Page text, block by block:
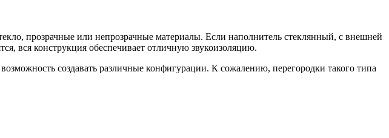
прозрачные или непрозрачные материалы. Если наполнитель стеклянный, с внешней
вся конструкция обеспечивает отличную звукоизоляцию.
создавать различные конфигурации. К сожалению, перегородки такого типа